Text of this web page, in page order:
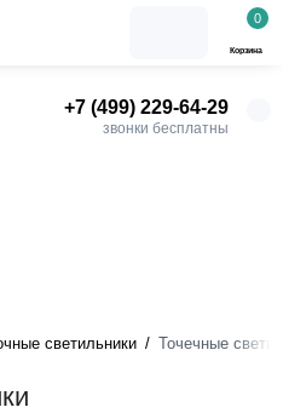
+7 (499) 229-64-29
звонки бесплатны
0
Корзина
светильники Точечные